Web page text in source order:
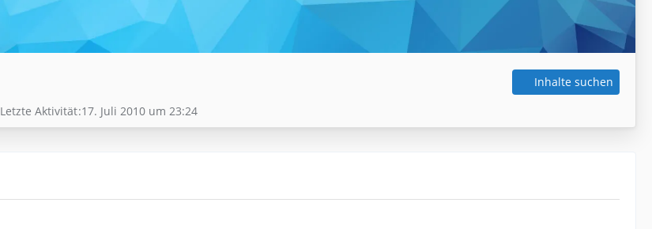
Inhalte suchen
Letzte Aktivität 17. Juli 2010 um 23:24